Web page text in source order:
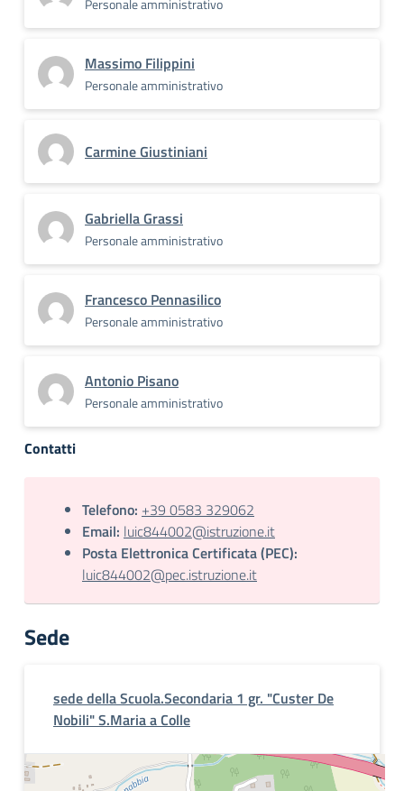
Personale amministrativo
Massimo Filippini
Personale amministrativo
Carmine Giustiniani
Gabriella Grassi
Personale amministrativo
Francesco Pennasilico
Personale amministrativo
Antonio Pisano
Personale amministrativo
Contatti
Telefono: +39 0583 329062
Email: luic844002@istruzione.it
Posta Elettronica Certificata (PEC):
luic844002@pec.istruzione.it
Sede
sede della Scuola.Secondaria 1 gr. "Custer De
Nobili" S.Maria a Colle